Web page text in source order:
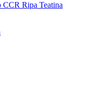
CCR Ripa Teatina